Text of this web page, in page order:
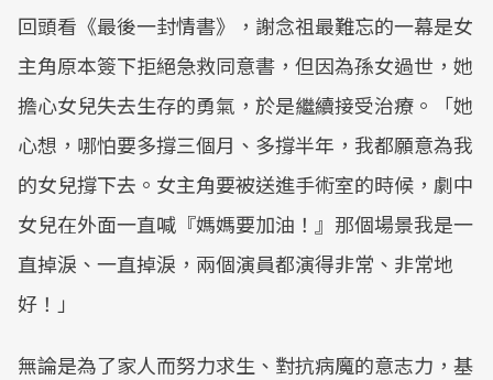
回頭看《最後一封情書》，謝念祖最難忘的一幕是女
主角原本簽下拒絕急救同意書，但因為孫女過世，她
擔心女兒失去生存的勇氣，於是繼續接受治療。「她
心想，哪怕要多撐三個月、多撐半年，我都願意為我
的女兒撐下去。女主角要被送進手術室的時候，劇中
女兒在外面一直喊『媽媽要加油！』那個場景我是一
直掉淚、一直掉淚，兩個演員都演得非常、非常地
好！」
無論是為了家人而努力求生、對抗病魔的意志力，基